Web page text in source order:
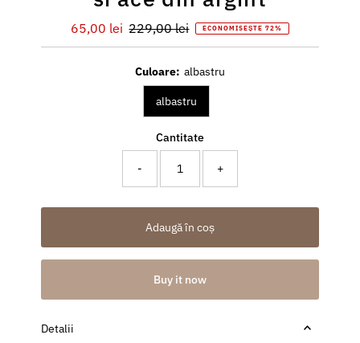
Preț
redus
65,00 lei Preț
întreg
229,00 lei ECONOMISEȘTE 72%
Culoare: albastru
albastru
Cantitate
- +
Adaugă în coș
Buy it now
Detalii